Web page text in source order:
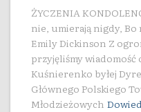
ŻYCZENIA
nie, umierają nigdy, Bo
Emily Dickinson Z
przyjęliśmy wiadomość
Kuśnierenko byłej
Głównego Polskiego
Młodzieżowych